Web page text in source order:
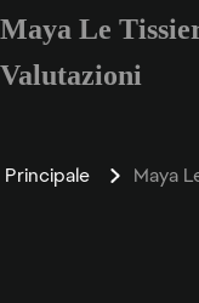
Inserisci
Maya Le
Valutazioni
Principale Maya